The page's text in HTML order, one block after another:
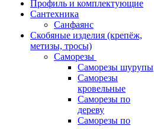
Профиль и комплектующие
Сантехника
Санфаянс
Скобяные изделия (крепёж,
метизы, тросы)
Саморезы
Саморезы шурупы
Саморезы
кровельные
Саморезы по
дереву
Саморезы по